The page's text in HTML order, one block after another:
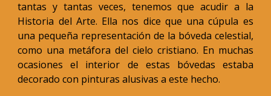
tantas y tantas veces, tenemos que acudir a la
Historia del Arte. Ella nos dice que una cúpula es
una pequeña representación de la bóveda celestial,
como una metáfora del cielo cristiano. En muchas
ocasiones el interior de estas bóvedas estaba
decorado con pinturas alusivas a este hecho.